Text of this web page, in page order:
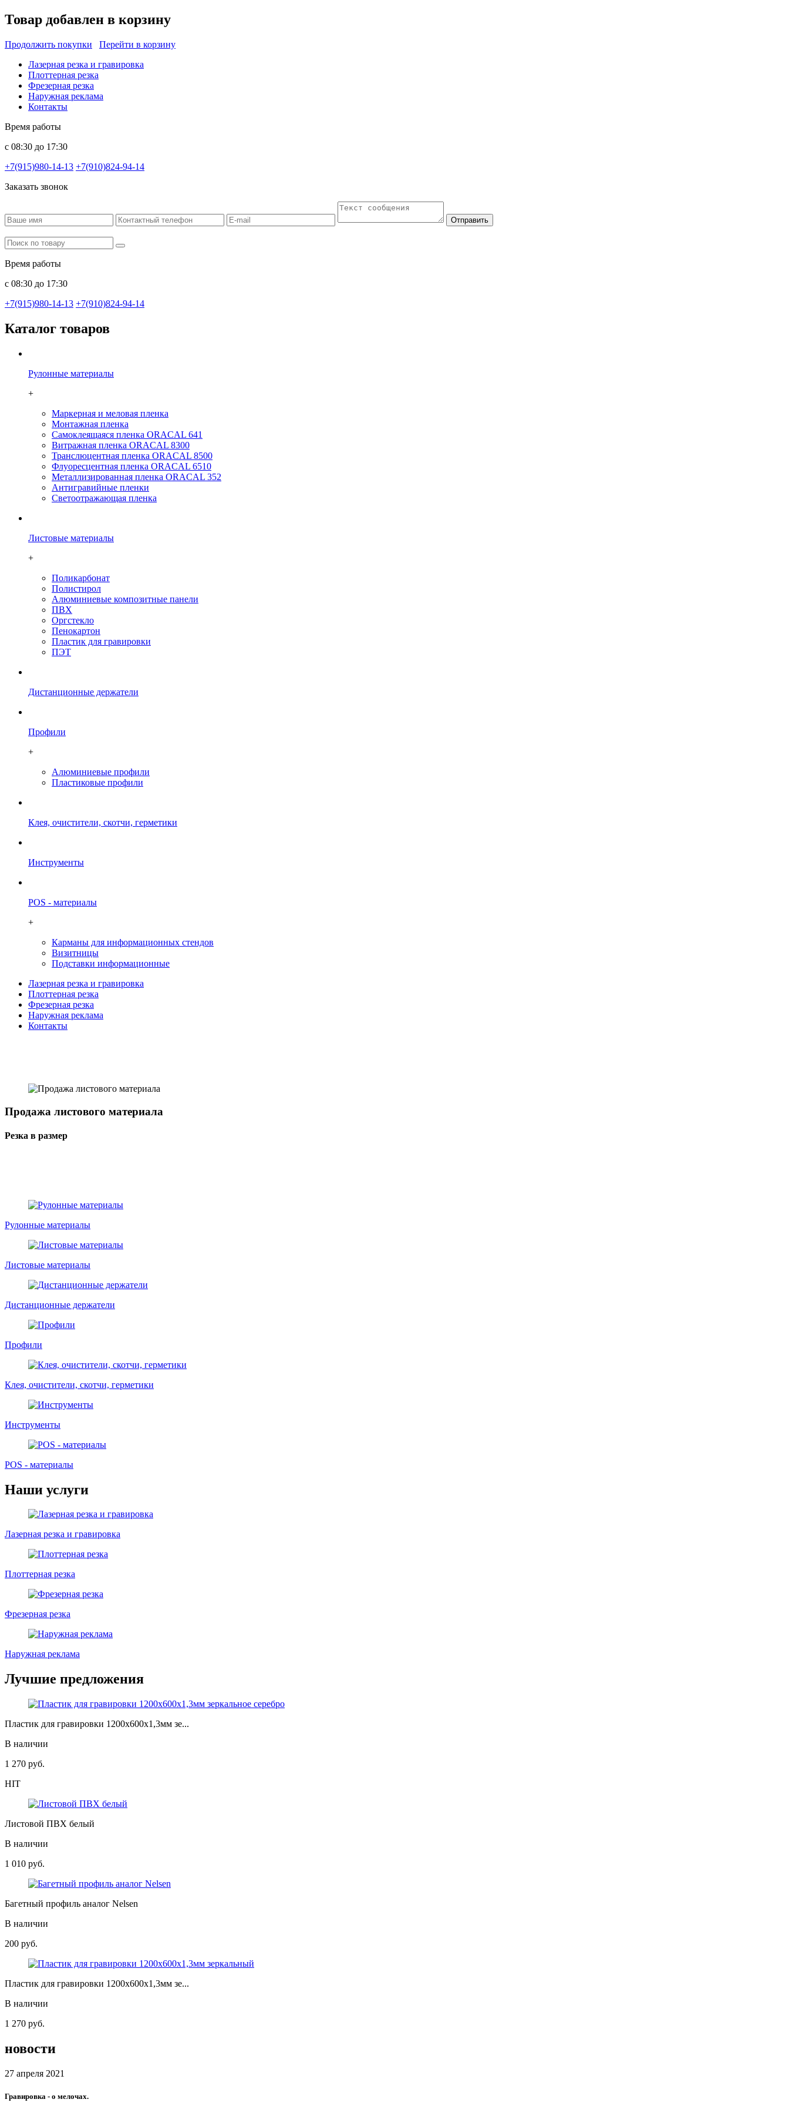
Товар добавлен в корзину
Продолжить покупки
Перейти в корзину
Лазерная резка и гравировка
Плоттерная резка
Фрезерная резка
Наружная реклама
Контакты
Время работы
с 08:30 до 17:30
+7(915)980-14-13 +7(910)824-94-14
Заказать звонок
Отправить
Время работы
с 08:30 до 17:30
+7(915)980-14-13 +7(910)824-94-14
Каталог товаров
Рулонные материалы
+
Маркерная и меловая пленка
Монтажная пленка
Самоклеящаяся пленка ORACAL 641
Витражная пленка ORACAL 8300
Транслюцентная пленка ORACAL 8500
Флуоресцентная пленка ORACAL 6510
Металлизированная пленка ORACAL 352
Антигравийные пленки
Светоотражающая пленка
Листовые материалы
+
Поликарбонат
Полистирол
Алюминиевые композитные панели
ПВХ
Оргстекло
Пенокартон
Плаcтик для гравировки
ПЭТ
Дистанционные держатели
Профили
+
Алюминиевые профили
Пластиковые профили
Клея, очистители, скотчи, герметики
Инструменты
POS - материалы
+
Карманы для информационных стендов
Визитницы
Подставки информационные
Лазерная резка и гравировка
Плоттерная резка
Фрезерная резка
Наружная реклама
Контакты
Продажа листового материала
Резка в размер
Рулонные материалы
Листовые материалы
Дистанционные держатели
Профили
Клея, очистители, скотчи, герметики
Инструменты
POS - материалы
Наши услуги
Лазерная резка и гравировка
Плоттерная резка
Фрезерная резка
Наружная реклама
Лучшие предложения
Пластик для гравировки 1200х600х1,3мм зе...
В наличии
1 270 руб.
HIT
Листовой ПВХ белый
В наличии
1 010 руб.
Багетный профиль аналог Nelsen
В наличии
200 руб.
Пластик для гравировки 1200х600х1,3мм зе...
В наличии
1 270 руб.
новости
27 апреля 2021
Гравировка - о мелочах.